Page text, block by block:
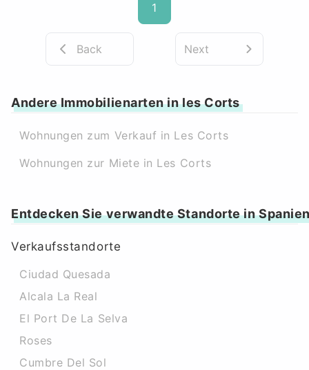
1
Back Next
Andere Immobilienarten in les Corts
Wohnungen zum Verkauf in Les Corts
Wohnungen zur Miete in Les Corts
Entdecken Sie verwandte Standorte in
Verkaufsstandorte
Ciudad Quesada
Alcala La Real
El Port De La Selva
Roses
Cumbre Del Sol